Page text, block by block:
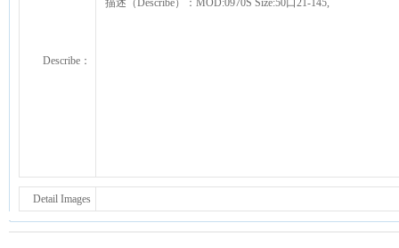
Describe：
描述（Describe）：MOD:0970S Size:50口21-145,
Detail Images